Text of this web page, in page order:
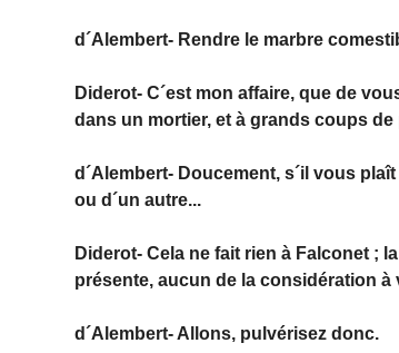
d´Alembert- Rendre le marbre
Diderot- C´est mon affaire, que de
dans un mortier, et à grands coups de
d´Alembert- Doucement, s´il vous
ou d´un autre...
Diderot- Cela ne fait rien à Falconet ;
présente, aucun de la considération à
d´Alembert- Allons, pulvérisez donc.